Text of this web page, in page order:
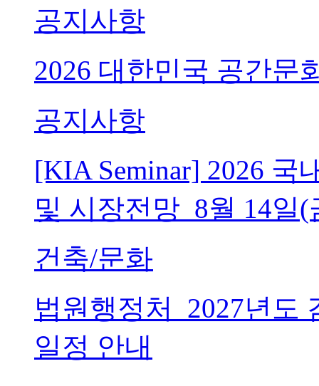
공지사항
2026 대한민국 공간문
공지사항
[KIA Seminar] 2026 국
및 시장전망_8월 14일(
건축/문화
법원행정처_2027년도
일정 안내